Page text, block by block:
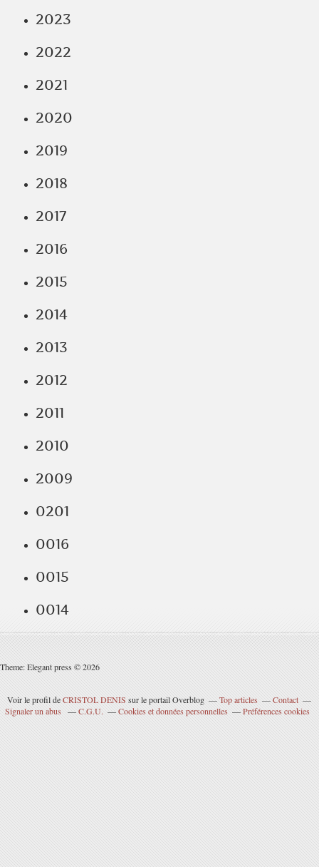
2023
2022
2021
2020
2019
2018
2017
2016
2015
2014
2013
2012
2011
2010
2009
0201
0016
0015
0014
Theme: Elegant press © 2026
Voir le profil deCRISTOL DENIS sur le portail Overblog Top articles
Contact
Signaler un abus
C.G.U. Cookies et données personnelles Préférences cookies